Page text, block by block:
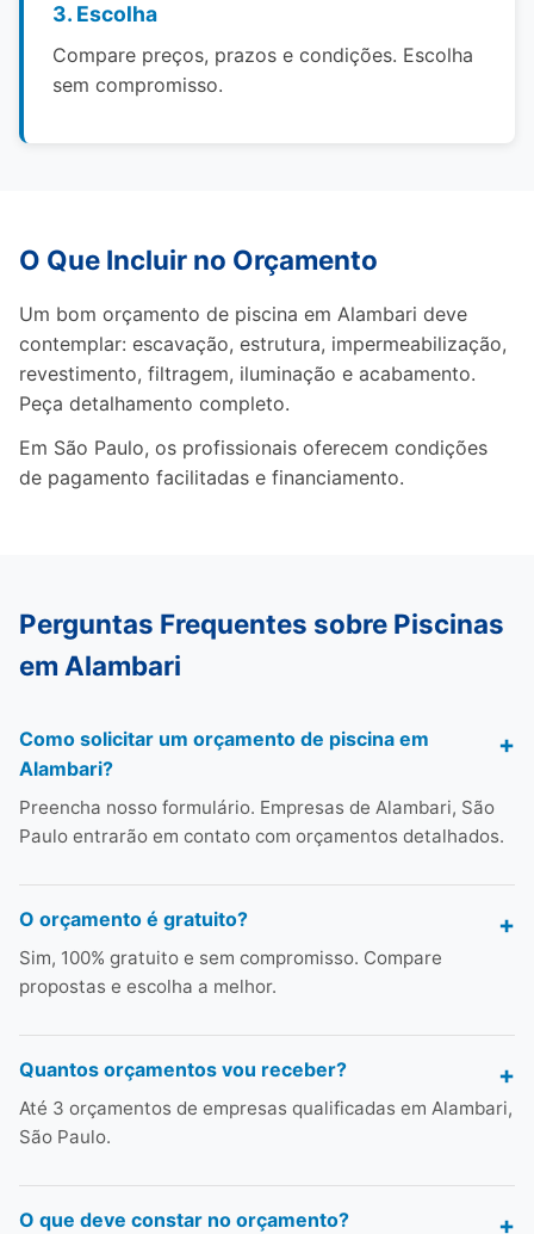
3. Escolha
Compare preços, prazos e condições. Escolha
sem compromisso.
O Que Incluir no Orçamento
Um bom orçamento de piscina em Alambari deve
contemplar: escavação, estrutura, impermeabilização,
revestimento, filtragem, iluminação e acabamento.
Peça detalhamento completo.
Em São Paulo, os profissionais oferecem condições
de pagamento facilitadas e financiamento.
Perguntas Frequentes sobre Piscinas
em Alambari
Como solicitar um orçamento de piscina em
Alambari?
Preencha nosso formulário. Empresas de Alambari, São
Paulo entrarão em contato com orçamentos detalhados.
O orçamento é gratuito?
Sim, 100% gratuito e sem compromisso. Compare
propostas e escolha a melhor.
Quantos orçamentos vou receber?
Até 3 orçamentos de empresas qualificadas em Alambari,
São Paulo.
O que deve constar no orçamento?